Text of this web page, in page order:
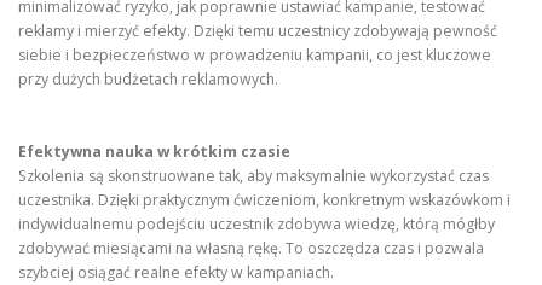
minimalizować ryzyko, jak poprawnie ustawiać kampanie, testować
reklamy i mierzyć efekty. Dzięki temu uczestnicy zdobywają pewność
siebie i bezpieczeństwo w prowadzeniu kampanii, co jest kluczowe
przy dużych budżetach reklamowych.
Efektywna nauka w krótkim czasie
Szkolenia są skonstruowane tak, aby maksymalnie wykorzystać czas
uczestnika. Dzięki praktycznym ćwiczeniom, konkretnym wskazówkom i
indywidualnemu podejściu uczestnik zdobywa wiedzę, którą mógłby
zdobywać miesiącami na własną rękę. To oszczędza czas i pozwala
szybciej osiągać realne efekty w kampaniach.